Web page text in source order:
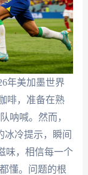
年美加墨世界
啡，准备在熟
呐喊。然而，
冰冷提示，瞬间
味，相信每一个
懂。问题的根